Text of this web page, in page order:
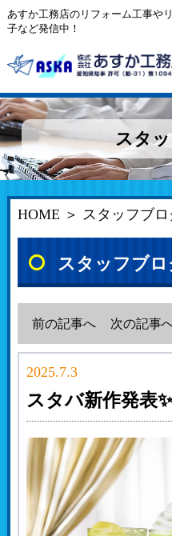
あすか工務店のリフォーム工事や
子など発信中！
スタ
HOME ＞ スタッフブ
スタッフブロ
前の記事へ 次の記事
2025.7.3
スタバ新作発表